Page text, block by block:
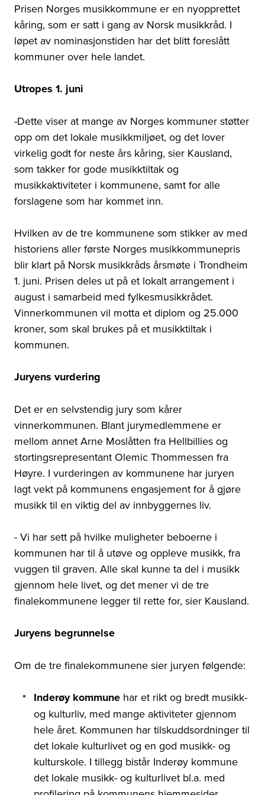
Prisen Norges musikkommune er en nyopprettet
kåring, som er satt i gang av Norsk musikkråd. I
løpet av nominasjonstiden har det blitt foreslått
kommuner over hele landet.
Utropes 1. juni
-Dette viser at mange av Norges kommuner støtter
opp om det lokale musikkmiljøet, og det lover
virkelig godt for neste års kåring, sier Kausland,
som takker for gode musikktiltak og
musikkaktiviteter i kommunene, samt for alle
forslagene som har kommet inn.
Hvilken av de tre kommunene som stikker av med
historiens aller første Norges musikkommunepris
blir klart på Norsk musikkråds årsmøte i Trondheim
1. juni. Prisen deles ut på et lokalt arrangement i
august i samarbeid med fylkesmusikkrådet.
Vinnerkommunen vil motta et diplom og 25.000
kroner, som skal brukes på et musikktiltak i
kommunen.
Juryens vurdering
Det er en selvstendig jury som kårer
vinnerkommunen. Blant jurymedlemmene er
mellom annet Arne Moslåtten fra Hellbillies og
stortingsrepresentant Olemic Thommessen fra
Høyre. I vurderingen av kommunene har juryen
lagt vekt på kommunens engasjement for å gjøre
musikk til en viktig del av innbyggernes liv.
- Vi har sett på hvilke muligheter beboerne i
kommunen har til å utøve og oppleve musikk, fra
vuggen til graven. Alle skal kunne ta del i musikk
gjennom hele livet, og det mener vi de tre
finalekommunene legger til rette for, sier Kausland.
Juryens begrunnelse
Om de tre finalekommunene sier juryen følgende:
Inderøy kommune har et rikt og bredt musikk-
og kulturliv, med mange aktiviteter gjennom
hele året. Kommunen har tilskuddsordninger til
det lokale kulturlivet og en god musikk- og
kulturskole. I tillegg bistår Inderøy kommune
det lokale musikk- og kulturlivet bl.a. med